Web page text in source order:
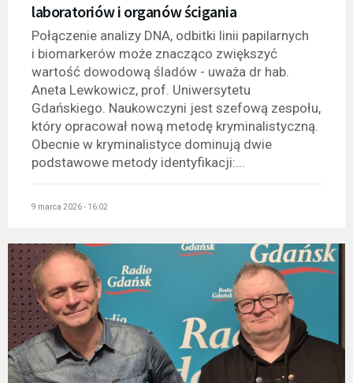
laboratoriów i organów ścigania
Połączenie analizy DNA, odbitki linii papilarnych
i biomarkerów może znacząco zwiększyć
wartość dowodową śladów - uważa dr hab.
Aneta Lewkowicz, prof. Uniwersytetu
Gdańskiego. Naukowczyni jest szefową zespołu,
który opracował nową metodę kryminalistyczną.
Obecnie w kryminalistyce dominują dwie
podstawowe metody identyfikacji:...
9 marca 2026 - 16:02